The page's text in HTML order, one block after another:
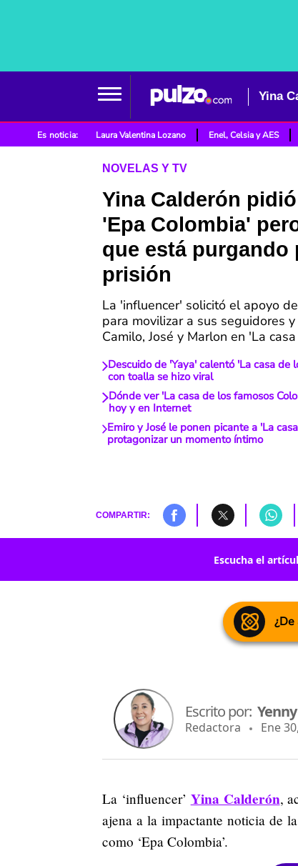
Es noticia: Laura Valentina Lozano Enel, Celsia y AES
NOVELAS Y TV
Yina Calderón
'Epa Colombia'
que está purgando
prisión
La 'influencer' solicitó el apoyo
para movilizar a sus seguidores
Camilo, José y Marlon en 'La
Descuido de 'Yaya' calentó 'La casa de
con toalla se hizo viral
Dónde ver 'La casa de los famosos
hoy y en Internet
Emiro y José le ponen picante a 'La
protagonizar un momento íntimo
COMPARTIR:
Escucha el
¿De
Escrito por:
Redactora Ene
La ‘influencer’ Yina Calderón,
ajena a la impactante noticia de
como ‘Epa Colombia’.